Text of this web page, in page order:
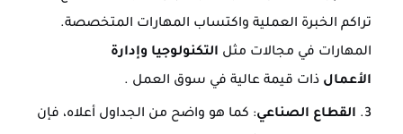
تراكم الخبرة العملية واكتساب المهارات المتخصصة.
المهارات في مجالات مثل التكنولوجيا وإدارة
الأعمال ذات قيمة عالية في سوق العمل .
القطاع الصناعي: كما هو واضح من الجداول أعلاه، فإن